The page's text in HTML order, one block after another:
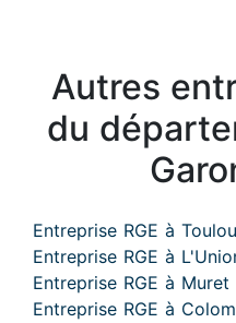
Autres
du
Entreprise RGE à
Entreprise RGE à
Entreprise RGE à Muret
Entreprise RGE à